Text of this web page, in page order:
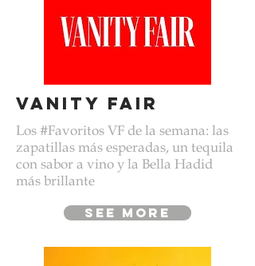
VANITY FAIR
Los #Favoritos VF de la semana: las
zapatillas más esperadas, un tequila
con sabor a vino y la Bella Hadid
más brillante
see more